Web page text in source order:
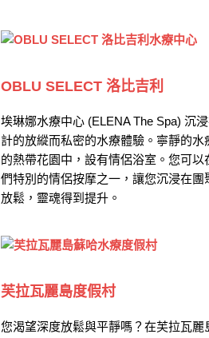
OBLU SELECT 洛比吉利
埃琳娜水療中心 (ELENA The Spa) 沉
計的放縱而私密的水療體驗。寧靜的
的熱帶花園中，設有情侶浴室。您可
們特別的情侶按摩之一，讓您沉浸在
放鬆，靈魂得到提升。
芙拉瓦麗島度假村
您渴望深度放鬆與平靜嗎？在芙拉瓦